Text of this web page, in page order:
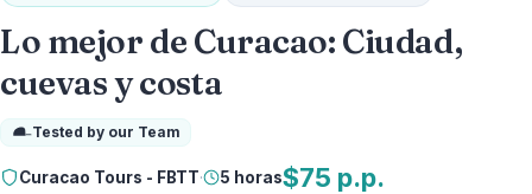
Lo mejor de Curacao: Ciudad,
cuevas y costa
Tested by our Team
Curacao Tours - FBTT· 5 horas$75 p.p.